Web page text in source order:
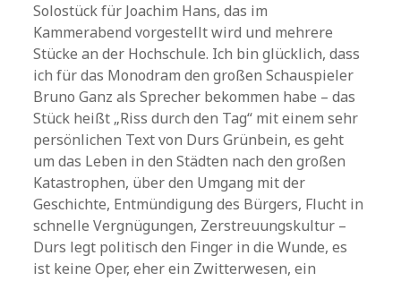
Solostück für Joachim Hans, das im
Kammerabend vorgestellt wird und mehrere
Stücke an der Hochschule. Ich bin glücklich, dass
ich für das Monodram den großen Schauspieler
Bruno Ganz als Sprecher bekommen habe – das
Stück heißt „Riss durch den Tag“ mit einem sehr
persönlichen Text von Durs Grünbein, es geht
um das Leben in den Städten nach den großen
Katastrophen, über den Umgang mit der
Geschichte, Entmündigung des Bürgers, Flucht in
schnelle Vergnügungen, Zerstreuungskultur –
Durs legt politisch den Finger in die Wunde, es
ist keine Oper, eher ein Zwitterwesen, ein